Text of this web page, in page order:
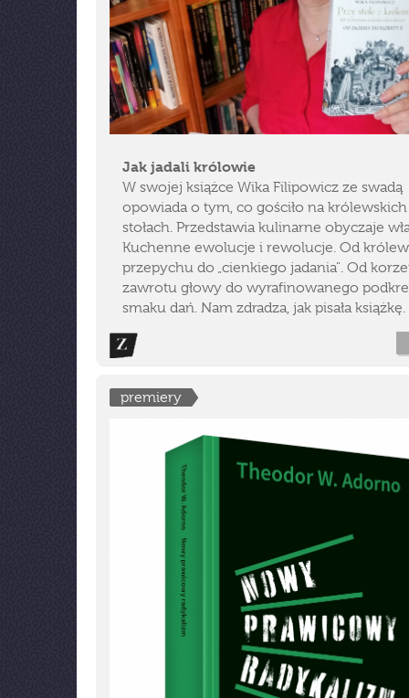
Jak jadali królowie
W swojej książce Wika Filipowicz ze swadą
opowiada o tym, co gościło na królewskich
stołach. Przedstawia kulinarne obyczaje
Kuchenne ewolucje i rewolucje. Od
przepychu do „cienkiego jadania". Od
zawrotu głowy do wyrafinowanego
smaku dań. Nam zdradza, jak pisała książkę.
premiery